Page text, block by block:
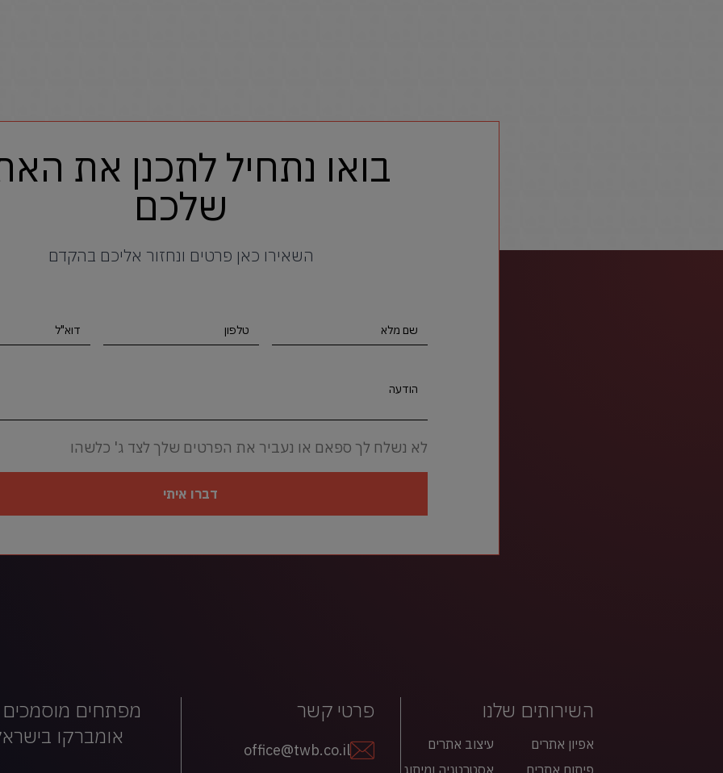
בואו נתחיל לתכנן את
שלכם
השאירו כאן פרטים ונחזור אליכם בהקדם
שם מלא טלפון דוא"ל
הודעה
לא נשלח לך ספאם או נעביר את הפרטים שלך לצד ג' כלשהו
דברו איתי
השירותים שלנו
אפיון אתרים
עיצוב אתרים
פיתוח אתרים
אסטרטגיה ומיתוג
פרטי קשר
office@twb.co.il
מפתחים
אומברקו